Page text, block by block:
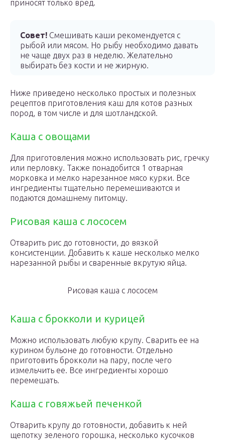
приносят только вред.
Совет! Смешивать каши рекомендуется с
рыбой или мясом. Но рыбу необходимо давать
не чаще двух раз в неделю. Желательно
выбирать без кости и не жирную.
Ниже приведено несколько простых и полезных
рецептов приготовления каш для котов разных
пород, в том числе и для шотландской.
Каша с овощами
Для приготовления можно использовать рис, гречку
или перловку. Также понадобится 1 отварная
морковка и мелко нарезанное мясо курки. Все
ингредиенты тщательно перемешиваются и
подаются домашнему питомцу.
Рисовая каша с лососем
Отварить рис до готовности, до вязкой
консистенции. Добавить к каше несколько мелко
нарезанной рыбы и сваренные вкрутую яйца.
Рисовая каша с лососем
Каша с брокколи и курицей
Можно использовать любую крупу. Сварить ее на
курином бульоне до готовности. Отдельно
приготовить брокколи на пару, после чего
измельчить ее. Все ингредиенты хорошо
перемешать.
Каша с говяжьей печенкой
Отварить крупу до готовности, добавить к ней
щепотку зеленого горошка, несколько кусочков